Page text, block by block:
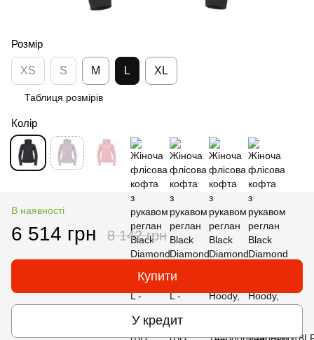
Розмір
XS S M L XL
Таблиця розмірів
Колір
В наявності
6 514 грн 8 142 грн
Купити
У кредит